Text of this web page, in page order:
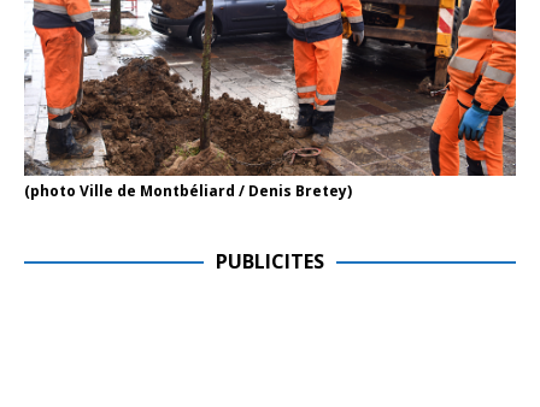
(photo Ville de Montbéliard / Denis Bretey)
PUBLICITES